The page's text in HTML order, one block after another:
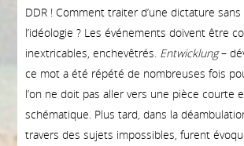
DDR ! Comment traiter d’une dictature
l’idéologie ? Les événements doivent être
inextricables, enchevêtrés. Entwicklung–
ce mot a été répété de nombreuses fois
l’on ne doit pas aller vers une pièce courte
schématique. Plus tard, dans la
travers des sujets impossibles, furent